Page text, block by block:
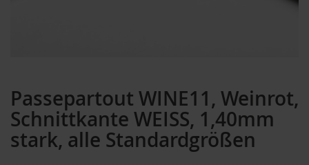
Passepartout WINE11, Weinrot,
Schnittkante WEISS, 1,40mm
stark, alle Standardgrößen
der
Bildergalerie
springen